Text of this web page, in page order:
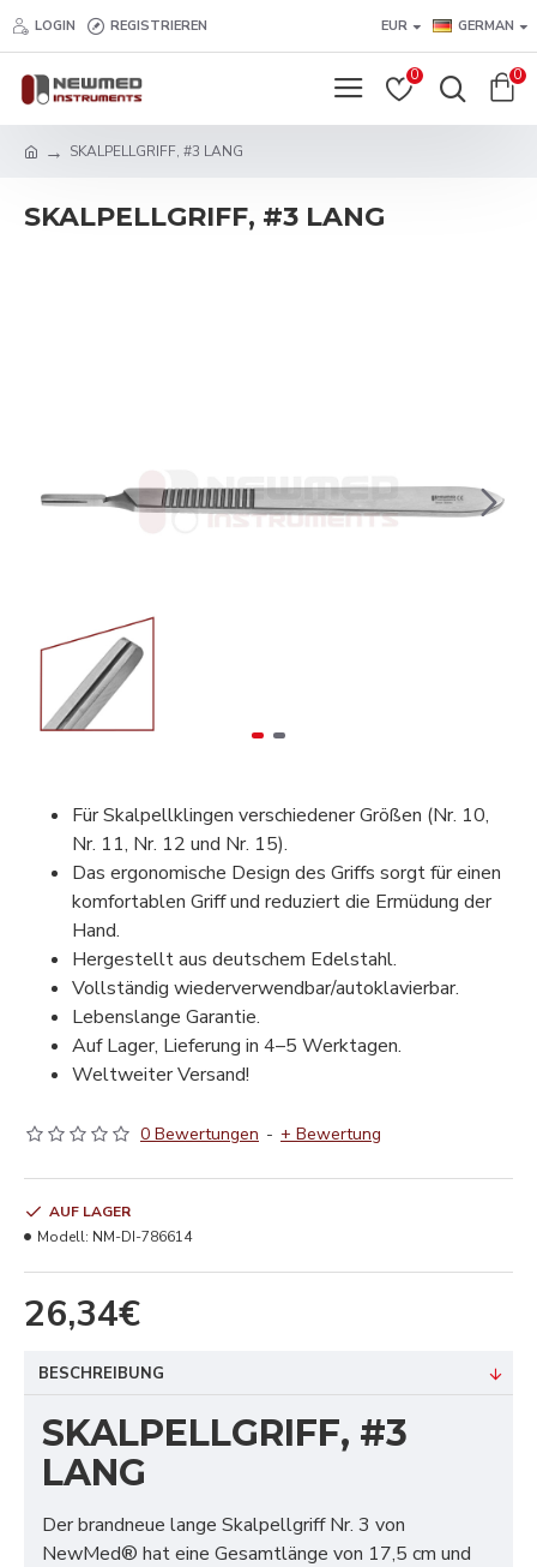
LOGIN REGISTRIEREN EUR GERMAN
0 0
SKALPELLGRIFF, #3 LANG
SKALPELLGRIFF, #3 LANG
Für Skalpellklingen verschiedener Größen (Nr. 10,
Nr. 11, Nr. 12 und Nr. 15).
Das ergonomische Design des Griffs sorgt für einen
komfortablen Griff und reduziert die Ermüdung der
Hand.
Hergestellt aus deutschem Edelstahl.
Vollständig wiederverwendbar/autoklavierbar.
Lebenslange Garantie.
Auf Lager, Lieferung in 4–5 Werktagen.
Weltweiter Versand!
0 Bewertungen - + Bewertung
26,34€
AUF LAGER
Modell: NM-DI-786614
BESCHREIBUNG
SKALPELLGRIFF, #3
LANG
Der brandneue lange Skalpellgriff Nr. 3 von
NewMed® hat eine Gesamtlänge von 17,5 cm und